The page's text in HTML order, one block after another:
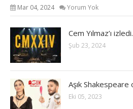
Mar 04, 2024 Yorum Yok
Cem Yılmaz’ı
Şub 23, 2024
Aşık Shakespeare
Eki 05, 2023